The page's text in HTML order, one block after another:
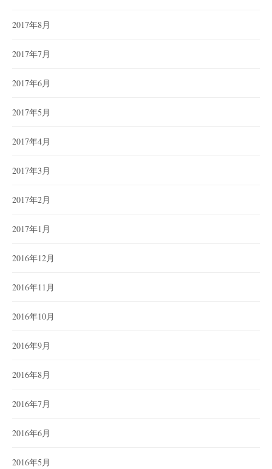
2017年8月
2017年7月
2017年6月
2017年5月
2017年4月
2017年3月
2017年2月
2017年1月
2016年12月
2016年11月
2016年10月
2016年9月
2016年8月
2016年7月
2016年6月
2016年5月